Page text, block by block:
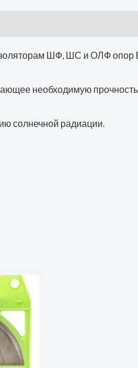
ШФ, ШС и ОЛФ опор
необходимую
солнечной радиации.